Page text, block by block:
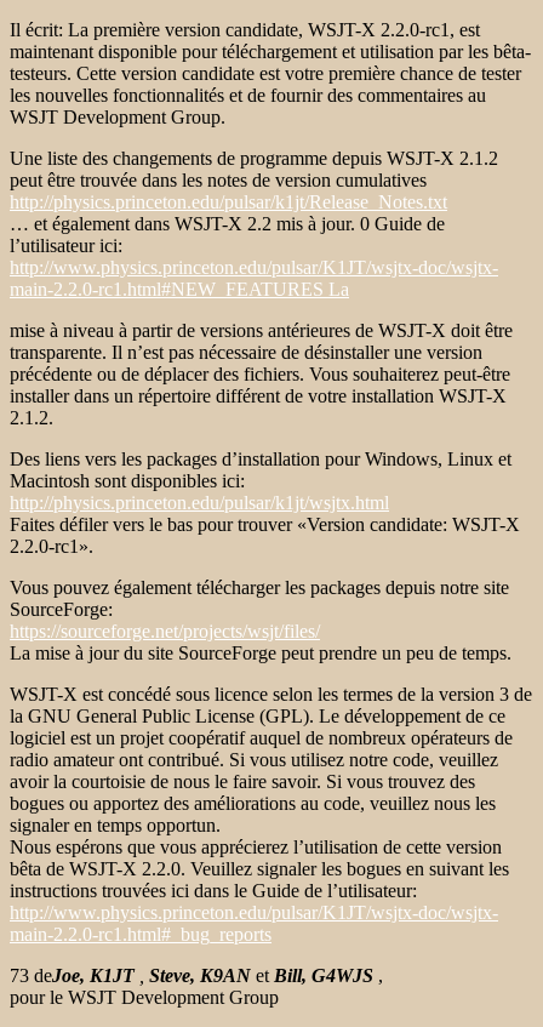
Il écrit: La première version candidate, WSJT-X 2.2.0-rc1, est
maintenant disponible pour téléchargement et utilisation par les bêta-
testeurs. Cette version candidate est votre première chance de tester
les nouvelles fonctionnalités et de fournir des commentaires au
WSJT Development Group.
Une liste des changements de programme depuis WSJT-X 2.1.2
peut être trouvée dans les notes de version cumulatives
http://physics.princeton.edu/pulsar/k1jt/Release_Notes.txt
… et également dans WSJT-X 2.2 mis à jour. 0 Guide de
l’utilisateur ici:
http://www.physics.princeton.edu/pulsar/K1JT/wsjtx-doc/wsjtx-
main-2.2.0-rc1.html#NEW_FEATURES La
mise à niveau à partir de versions antérieures de WSJT-X doit être
transparente. Il n’est pas nécessaire de désinstaller une version
précédente ou de déplacer des fichiers. Vous souhaiterez peut-être
installer dans un répertoire différent de votre installation WSJT-X
2.1.2.
Des liens vers les packages d’installation pour Windows, Linux et
Macintosh sont disponibles ici:
http://physics.princeton.edu/pulsar/k1jt/wsjtx.html
Faites défiler vers le bas pour trouver «Version candidate: WSJT-X
2.2.0-rc1».
Vous pouvez également télécharger les packages depuis notre site
SourceForge:
https://sourceforge.net/projects/wsjt/files/
La mise à jour du site SourceForge peut prendre un peu de temps.
WSJT-X est concédé sous licence selon les termes de la version 3 de
la GNU General Public License (GPL). Le développement de ce
logiciel est un projet coopératif auquel de nombreux opérateurs de
radio amateur ont contribué. Si vous utilisez notre code, veuillez
avoir la courtoisie de nous le faire savoir. Si vous trouvez des
bogues ou apportez des améliorations au code, veuillez nous les
signaler en temps opportun.
Nous espérons que vous apprécierez l’utilisation de cette version
bêta de WSJT-X 2.2.0. Veuillez signaler les bogues en suivant les
instructions trouvées ici dans le Guide de l’utilisateur:
http://www.physics.princeton.edu/pulsar/K1JT/wsjtx-doc/wsjtx-
main-2.2.0-rc1.html#_bug_reports
73 deJoe, K1JT, Steve, K9AN et Bill, G4WJS ,
pour le WSJT Development Group